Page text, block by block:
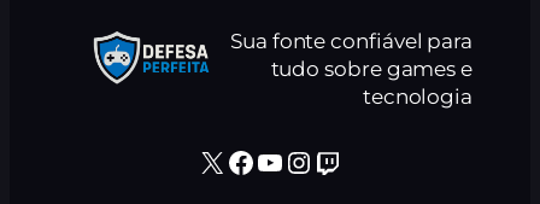
Sua fonte confiável para
tudo sobre games e
tecnologia
X Facebook Youtube Instagram Twitch